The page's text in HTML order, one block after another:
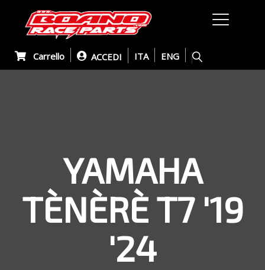
Carrello ACCEDI ITA ENG
YAMAHA
TÈNÈRÈ T7 '19
'24